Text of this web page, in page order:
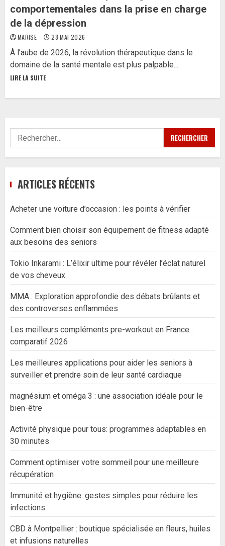
comportementales dans la prise en charge
de la dépression
MARISE 28 MAI 2026
À l’aube de 2026, la révolution thérapeutique dans le
domaine de la santé mentale est plus palpable...
LIRE LA SUITE
Rechercher :
ARTICLES RÉCENTS
Acheter une voiture d’occasion : les points à vérifier
Comment bien choisir son équipement de fitness adapté
aux besoins des seniors
Tokio Inkarami : L’élixir ultime pour révéler l’éclat naturel
de vos cheveux
MMA : Exploration approfondie des débats brûlants et
des controverses enflammées
Les meilleurs compléments pre-workout en France :
comparatif 2026
Les meilleures applications pour aider les seniors à
surveiller et prendre soin de leur santé cardiaque
magnésium et oméga 3 : une association idéale pour le
bien-être
Activité physique pour tous: programmes adaptables en
30 minutes
Comment optimiser votre sommeil pour une meilleure
récupération
Immunité et hygiène: gestes simples pour réduire les
infections
CBD à Montpellier : boutique spécialisée en fleurs, huiles
et infusions naturelles